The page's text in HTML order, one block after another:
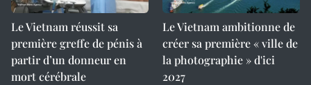
Le Vietnam réussit sa
première greffe de pénis à
partir d’un donneur en
mort cérébrale
Le Vietnam ambitionne de
créer sa première « ville de
la photographie » d'ici
2027